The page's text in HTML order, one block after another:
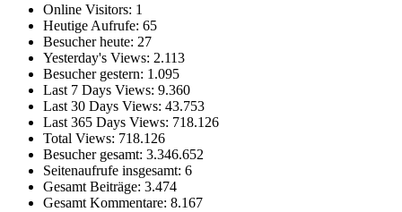
Online Visitors: 1
Heutige Aufrufe: 65
Besucher heute: 27
Yesterday's Views: 2.113
Besucher gestern: 1.095
Last 7 Days Views: 9.360
Last 30 Days Views: 43.753
Last 365 Days Views: 718.126
Total Views: 718.126
Besucher gesamt: 3.346.652
Seitenaufrufe insgesamt: 6
Gesamt Beiträge: 3.474
Gesamt Kommentare: 8.167